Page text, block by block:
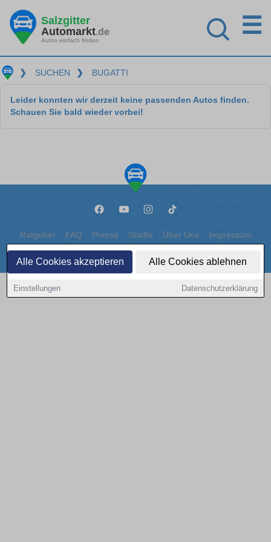
Alle Cookies akzeptieren Alle Cookies ablehnen
Einstellungen Datenschutzerklärung
Salzgitter
Automarkt.de
Autos einfach finden
☰
❯ SUCHEN ❯ BUGATTI
Leider konnten wir derzeit keine passenden Autos finden.
Schauen Sie bald wieder vorbei!
Ratgeber FAQ Presse Städte Über Uns Impressum
Datenschutz Cookies
Copyright © 2000 - 2026 | 1A Infosysteme GmbH | Content by: 1a-sites-autos